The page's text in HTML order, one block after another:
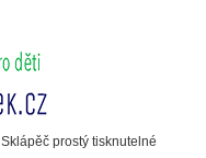
Sklápěč prostý tisknutelné